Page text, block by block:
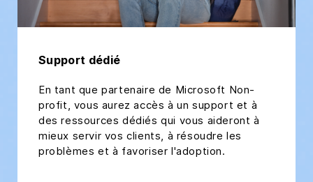
Support dédié
En tant que partenaire de Microsoft Non-
profit, vous aurez accès à un support et à
des ressources dédiés qui vous aideront à
mieux servir vos clients, à résoudre les
problèmes et à favoriser l'adoption.